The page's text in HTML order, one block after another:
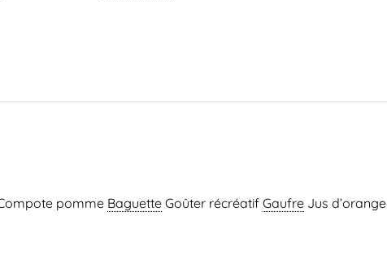
pomme Baguette Goûter récréatif Gaufre Jus d’orange